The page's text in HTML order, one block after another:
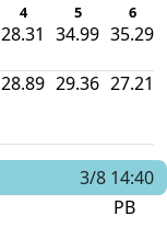
4 5 6
28.31 34.99 35.29
28.89 29.36 27.21
3/8 14:40
PB